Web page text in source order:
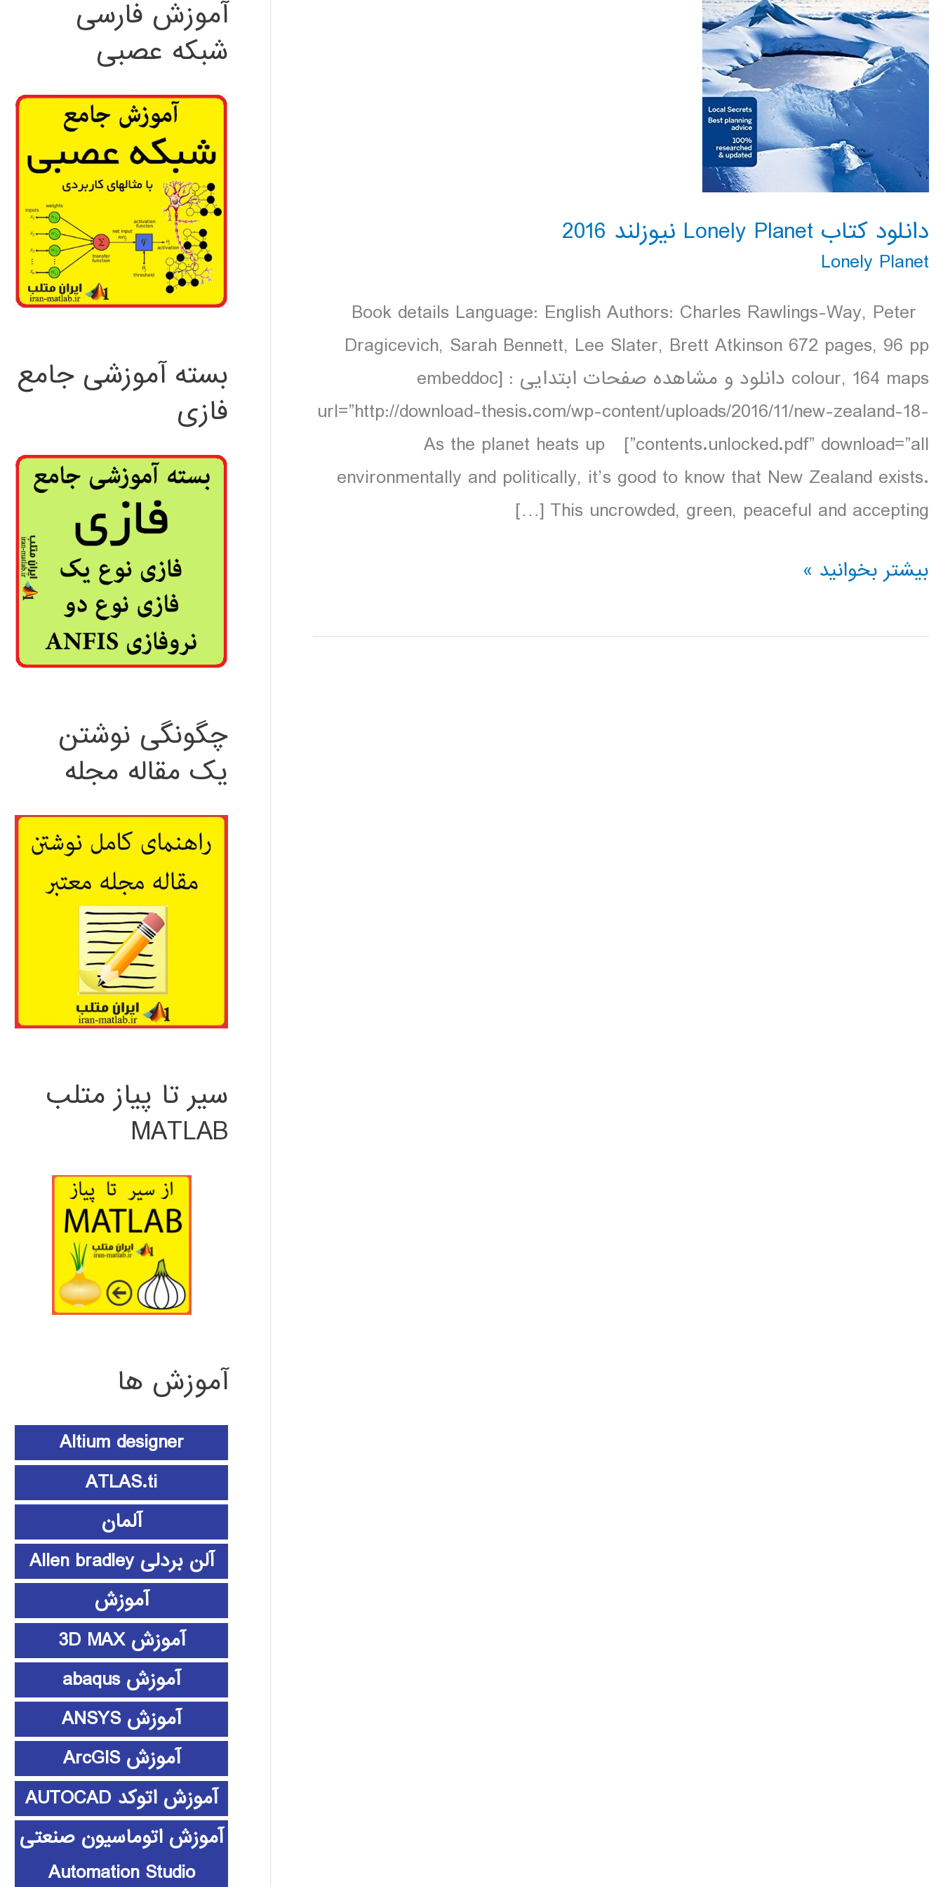
دانلود کتاب Lonely Planet نیوزلند 2016
Lonely Planet
Book details Language: English Authors: Charles Rawlings-Way, Peter
Dragicevich, Sarah Bennett, Lee Slater, Brett Atkinson 672 pages, 96 pp
colour, 164 maps دانلود و مشاهده صفحات ابتدایی : [embeddoc
url=”http://download-thesis.com/wp-content/uploads/2016/11/new-zealand-18-
contents.unlocked.pdf” download=”all”] As the planet heats up
environmentally and politically, it’s good to know that New Zealand exists.
This uncrowded, green, peaceful and accepting […]
دانلود
Lonely
بیشتر بخوانید »
آموزش فارسی
شبکه عصبی
بسته آموزشی جامع
فازی
چگونگی نوشتن
یک مقاله مجله
سیر تا پیاز متلب
MATLAB
آموزش ها
Altium designer
ATLAS.ti
آلمان
آلن بردلی Allen bradley
آموزش
آموزش 3D MAX
آموزش abaqus
آموزش ANSYS
آموزش ArcGIS
آموزش اتوکد AUTOCAD
آموزش اتوماسیون صنعتی
Automation Studio